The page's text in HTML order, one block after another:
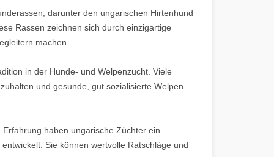
darunter den ungarischen Hirtenhund
Rassen zeichnen sich durch einzigartige
machen.
in der Hunde- und Welpenzucht. Viele
und gesunde, gut sozialisierte Welpen
haben ungarische Züchter ein
Sie können wertvolle Ratschläge und